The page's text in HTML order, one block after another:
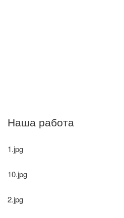
Наша работа
1.jpg
10.jpg
2.jpg